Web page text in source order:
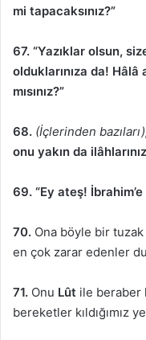
mi tapacaksınız?”
67. “Yazıklar olsun,
olduklarınıza da! Hâlâ
mısınız?”
68. (İçlerinden
onu yakın da
69. “Ey ateş!
70. Ona böyle bir
en çok zarar edenler
71. Onu Lût ile beraber
bereketler kıldığımız